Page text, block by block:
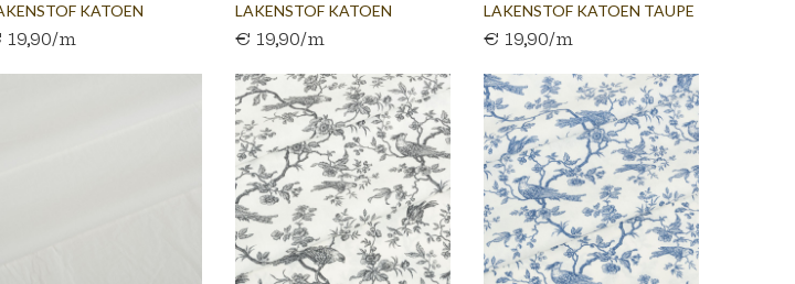
KATOEN
19,90/m
LAKENSTOF KATOEN
ORANJE 300 CM
€ 19,90/m
LAKENSTOF KATOEN TAUPE
300 CM
€ 19,90/m